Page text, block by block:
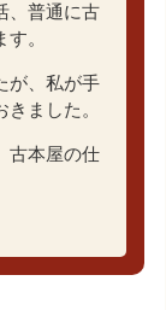
、普通に古
。
が、私が手
ました。
古本屋の仕